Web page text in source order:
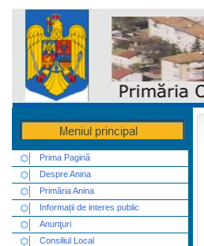
Prima Pagină
Despre Anina
Primăria Anina
Informații de interes public
Anunţuri
Consiliul Local